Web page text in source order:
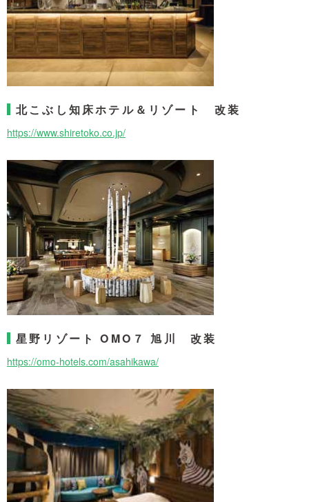
北こぶし知床ホテル＆リゾート 改装
https://www.shiretoko.co.jp/
星野リゾート OMO７ 旭川 改装
https://omo-hotels.com/asahikawa/